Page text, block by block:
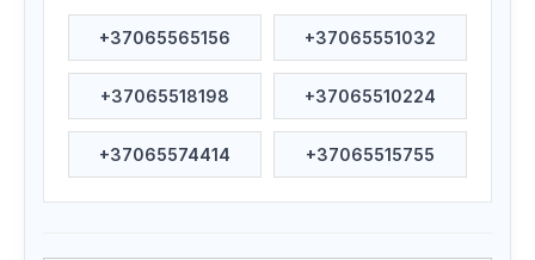
Apsilankyta ataskaitoje 2026/07/20 03:42
Apsilankyta ataskaitoje 2026/07/19 10:16
Apsilankyta ataskaitoje 2026/07/19 03:40
+37065565156 +37065551032
+37065518198 +37065510224
+37065574414 +37065515755